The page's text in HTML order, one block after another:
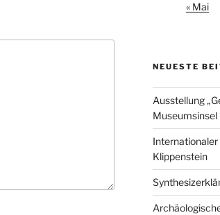
« Mai
NEUESTE
Ausstellung
Museumsinsel
Klippenstein